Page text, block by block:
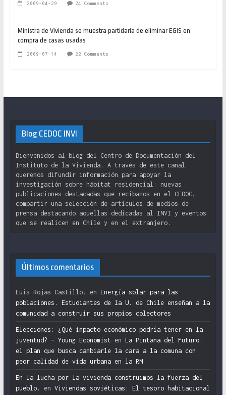
2009-04-29 24 Comments
Ministra de Vivienda se muestra partidaria de eliminar EGIS en
compra de casas usadas
2009-07-14 22 Comments
Blog CEDOC INVI
Bienvenidos al blog del Centro de Documentación del
Instituto de la Vivienda. A través de este canal
queremos difundir información para apoyar la
investigación sobre hábitat residencial: nuevas
publicaciones destacadas que recibamos en el CEDOC,
compartir una selección de artículos de medios de
prensa destacando aquellas dedicadas al INVI y eventos
que se realicen en Chile y en el extranjero.
Últimos comentarios
Luis Rojas Castillo. en Energía solar para las
poblaciones. Estudiantes de la U. de Chile enseñan a la
comunidad a construir sus propios colectores
Elecciones: ¿Qué impacto económico podría tener en la
juventud? – Young Economist en La Pintana del Futuro:
el plan que busca cambiarle la cara a la comuna con
peor calidad de vida urbana en la RM
En la lucha por la vivienda construimos la fuerza del
pueblo.
en Viviendas soviéticas: El tesoro habitacional